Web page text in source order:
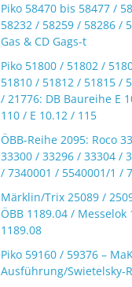
Piko 58470 bis 58477 /
58232 / 58259 / 58286 /
Gas & CD Gags-t
Piko 51800 / 51802 /
51810 / 51812 / 51815 /
/ 21776: DB Baureihe E
110 / E 10.12 / 115
ÖBB-Reihe 2095: Roco
33300 / 33296 / 33304 /
/ 7340001 / 5540001/1 /
Märklin/Trix 25089 /
ÖBB 1189.04 /
1189.08
Piko 59160 / 59376 –
Ausführung/Swietelsky-